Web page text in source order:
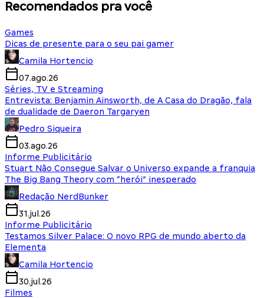
Recomendados pra você
Games
Dicas de presente para o seu pai gamer
Camila Hortencio
07.ago.26
Séries, TV e Streaming
Entrevista: Benjamin Ainsworth, de A Casa do Dragão, fala
de dualidade de Daeron Targaryen
Pedro Siqueira
03.ago.26
Informe Publicitário
Stuart Não Consegue Salvar o Universo expande a franquia
The Big Bang Theory com “herói” inesperado
Redação NerdBunker
31.jul.26
Informe Publicitário
Testamos Silver Palace: O novo RPG de mundo aberto da
Elementa
Camila Hortencio
30.jul.26
Filmes